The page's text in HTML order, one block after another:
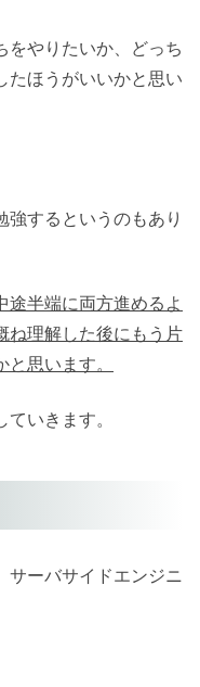
をやりたいか、どっち
たほうがいいかと思い
強するというのもあり
途半端に両方進めるよ
ね理解した後にもう片
思います。
いきます。
サーバサイドエンジニ